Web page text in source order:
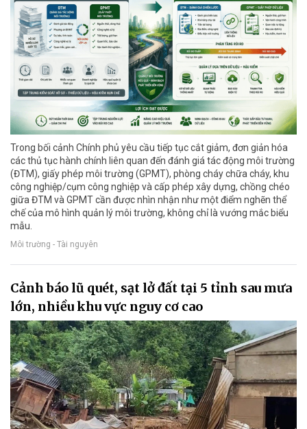
Trong bối cảnh Chính phủ yêu cầu tiếp tục cắt giảm, đơn giản hóa
các thủ tục hành chính liên quan đến đánh giá tác động môi trường
(ĐTM), giấy phép môi trường (GPMT), phòng cháy chữa cháy, khu
công nghiệp/cụm công nghiệp và cấp phép xây dựng, chồng chéo
giữa ĐTM và GPMT cần được nhìn nhận như một điểm nghẽn thể
chế của mô hình quản lý môi trường, không chỉ là vướng mắc biểu
mẫu.
Môi trường - Tài nguyên
Cảnh báo lũ quét, sạt lở đất tại 5 tỉnh sau mưa
lớn, nhiều khu vực nguy cơ cao